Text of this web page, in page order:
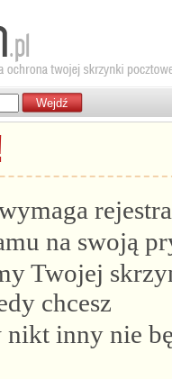
na swoją
Twojej
chcesz
inny nie